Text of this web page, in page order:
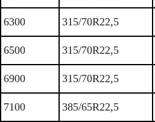
6300 315/70R22,5
6500 315/70R22,5
6900 315/70R22,5
7100 385/65R22,5